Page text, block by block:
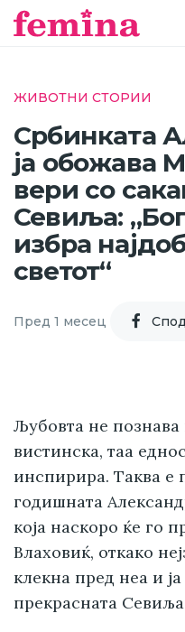
ЖИВОТНИ СТОРИИ
Србинката
ја обожава
вери со
Севиља:
избра
светот“
Пред 1 месец
Љубовта не познава
вистинска, таа
инспирира. Таква е
годишната
која наскоро ќе го
Влаховиќ, откако
клекна пред неа и
прекрасната